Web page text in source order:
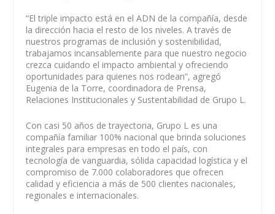
“El triple impacto está en el ADN de la compañía, desde
la dirección hacia el resto de los niveles. A través de
nuestros programas de inclusión y sostenibilidad,
trabajamos incansablemente para que nuestro negocio
crezca cuidando el impacto ambiental y ofreciendo
oportunidades para quienes nos rodean”, agregó
Eugenia de la Torre, coordinadora de Prensa,
Relaciones Institucionales y Sustentabilidad de Grupo L.
Con casi 50 años de trayectoria, Grupo L es una
compañía familiar 100% nacional que brinda soluciones
integrales para empresas en todo el país, con
tecnología de vanguardia, sólida capacidad logística y el
compromiso de 7.000 colaboradores que ofrecen
calidad y eficiencia a más de 500 clientes nacionales,
regionales e internacionales.